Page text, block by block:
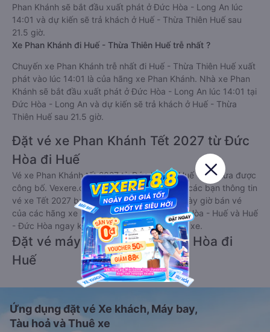
Phan Khánh sẽ bắt đầu xuất phát ở Đức Hòa - Long An lúc
14:01 và dự kiến sẽ trả khách ở Huế - Thừa Thiên Huế sau
21.5 giờ.
Xe Phan Khánh đi Huế - Thừa Thiên Huế trễ nhất ?
Chuyến xe Phan Khánh trễ nhất đi Huế - Thừa Thiên Huế xuất
phát vào lúc 14:01 là của hãng xe Phan Khánh. Nhà xe Phan
Khánh sẽ bắt đầu xuất phát ở Đức Hòa - Long An lúc 14:01 tại
Đức Hòa - Long An và dự kiến sẽ trả khách ở Huế - Thừa
Thiên Huế sau 21.5 giờ.
Đặt vé xe Phan Khánh Tết 2027 từ Đức
Hòa đi Huế
Vé xe Phan Khánh tết 2027 từ Đức Hòa đi Huế vẫn chưa được
công bố. Vexere.com sẽ sớm thông báo cho các bạn thông tin
vé xe Tết 2027 bao gồm giá vé, lịch trình, ngày giờ bán vé
của các hãng xe khách đi tuyến đường Đức Hòa - Huế và Huế
- Đức Hòa ngay khi có thông tin từ các hãng xe.
Đặt vé máy bay giá rẻ từ Đức Hòa đi
Huế
Ứng dụng đặt vé Xe khách, Máy bay,
Tàu hoả và Thuê xe